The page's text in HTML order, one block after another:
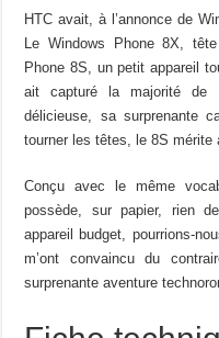
HTC avait, à l’annonce de
Le Windows Phone 8X,
Phone 8S, un petit appareil
ait capturé la majorité de
délicieuse, sa surprenante
tourner les têtes, le 8S mérite
Conçu avec le même
possède, sur papier, rien
appareil budget, pourrions-
m’ont convaincu du
surprenante aventure